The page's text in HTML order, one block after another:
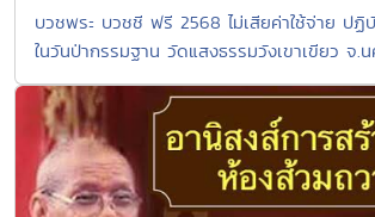
บวชพระ บวชชี ฟรี 2568 ไม่เสียค่าใช้จ่าย ปฏิ
ในวันป่ากรรมฐาน วัดแสงธรรมวังเขาเขียว จ.